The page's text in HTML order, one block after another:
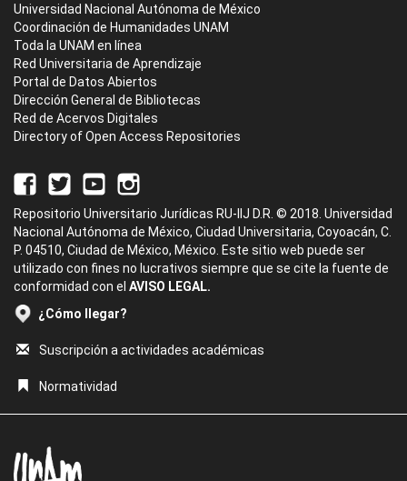
Universidad Nacional Autónoma de México
Coordinación de Humanidades UNAM
Toda la UNAM en línea
Red Universitaria de Aprendizaje
Portal de Datos Abiertos
Dirección General de Bibliotecas
Red de Acervos Digitales
Directory of Open Access Repositories
Repositorio Universitario Jurídicas RU-IIJ D.R. © 2018. Universidad
Nacional Autónoma de México, Ciudad Universitaria, Coyoacán, C.
P. 04510, Ciudad de México, México. Este sitio web puede ser
utilizado con fines no lucrativos siempre que se cite la fuente de
conformidad con el AVISO LEGAL.
¿Cómo llegar?
Suscripción a actividades académicas
Normatividad